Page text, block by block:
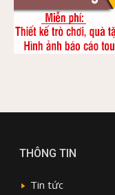
THÔNG TIN
Tin tức